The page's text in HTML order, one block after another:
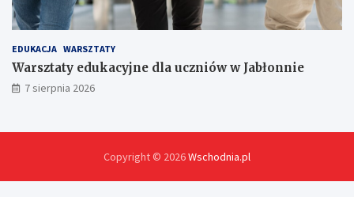
EDUKACJA WARSZTATY
Warsztaty edukacyjne dla uczniów w Jabłonnie
7 sierpnia 2026
Copyright © 2026Wschodnia.pl